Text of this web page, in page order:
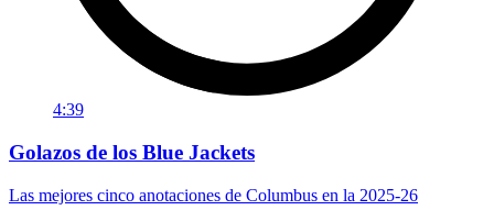
4:39
Golazos de los Blue Jackets
Las mejores cinco anotaciones de Columbus en la 2025-26